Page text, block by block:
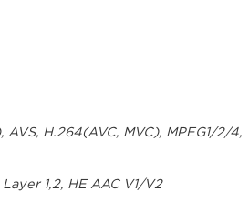
H.264(AVC, MVC), MPEG1/2/4,
1,2, HE AAC V1/V2